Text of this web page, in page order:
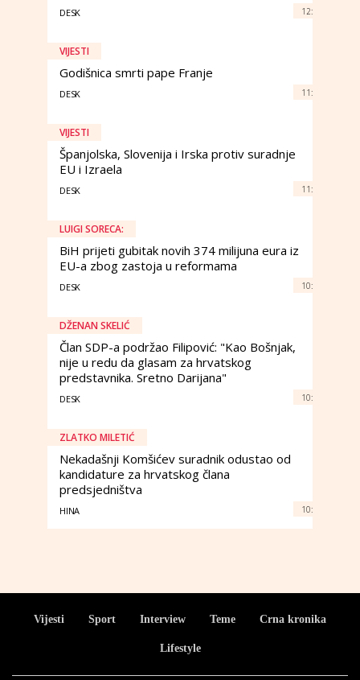
DESK 12:
VIJESTI
Godišnica smrti pape Franje
DESK 11:
VIJESTI
Španjolska, Slovenija i Irska protiv suradnje
EU i Izraela
DESK 11:
LUIGI SORECA:
BiH prijeti gubitak novih 374 milijuna eura iz
EU-a zbog zastoja u reformama
DESK 10:
DŽENAN SKELIĆ
Član SDP-a podržao Filipović: "Kao Bošnjak,
nije u redu da glasam za hrvatskog
predstavnika. Sretno Darijana"
DESK 10:
ZLATKO MILETIĆ
Nekadašnji Komšićev suradnik odustao od
kandidature za hrvatskog člana
predsjedništva
HINA 10:
Vijesti Sport Interview Teme Crna kronika
Lifestyle